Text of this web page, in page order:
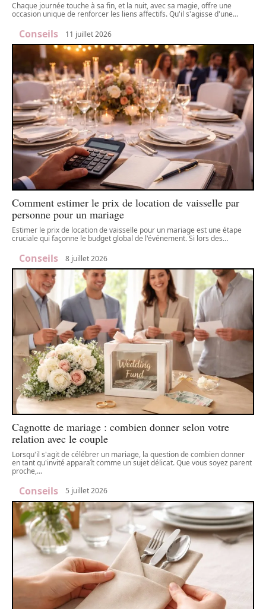
Chaque journée touche à sa fin, et la nuit, avec sa magie, offre une
occasion unique de renforcer les liens affectifs. Qu'il s'agisse d'une…
Conseils 11 juillet 2026
Comment estimer le prix de location de vaisselle par
personne pour un mariage
Estimer le prix de location de vaisselle pour un mariage est une étape
cruciale qui façonne le budget global de l'événement. Si lors des…
Conseils 8 juillet 2026
Cagnotte de mariage : combien donner selon votre
relation avec le couple
Lorsqu'il s'agit de célébrer un mariage, la question de combien donner
en tant qu'invité apparaît comme un sujet délicat. Que vous soyez parent
proche,…
Conseils 5 juillet 2026